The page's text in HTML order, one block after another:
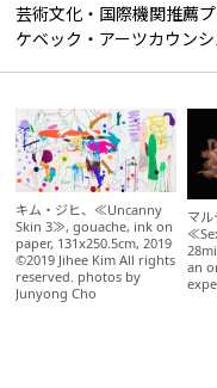
芸術文化・国際機関推薦
ケベック・アーツカウン
キム・ジヒ、≪Uncanny
Skin 3≫, gouache, ink on
paper, 131x250.5cm, 2019
©2019 Jihee Kim All rights
reserved. photos by
Junyong Cho
マル
an